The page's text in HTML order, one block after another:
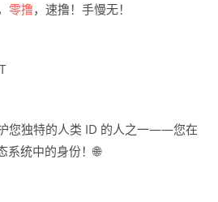
零撸，速撸！手慢无！
您独特的人类 ID 的人之一——您在
统中的身份！🌐